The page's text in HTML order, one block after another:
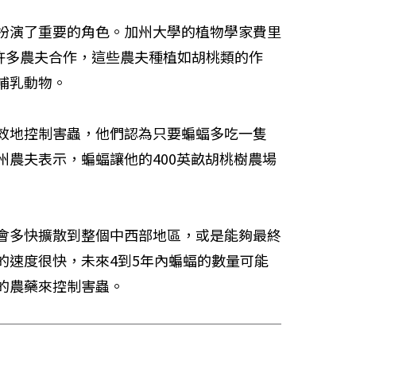
了重要的角色。加州大學的植物學家費里
農夫合作，這些農夫種植如胡桃類的作
乳動物。
控制害蟲，他們認為只要蝙蝠多吃一隻
夫表示，蝙蝠讓他的400英畝胡桃樹農場
快擴散到整個中西部地區，或是能夠最終
速度很快，未來4到5年內蝙蝠的數量可能
農藥來控制害蟲。